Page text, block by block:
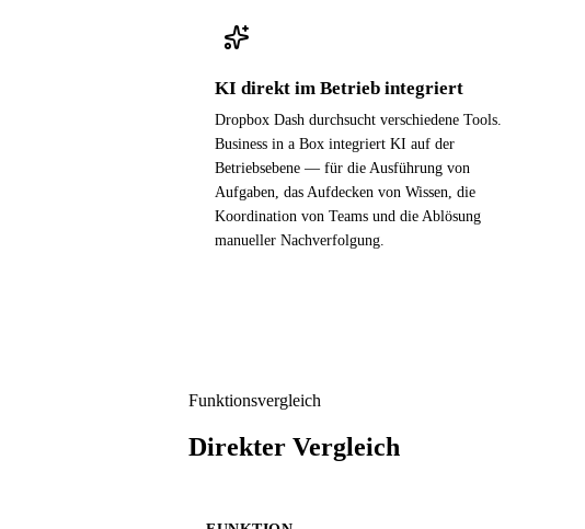
KI direkt im Betrieb integriert
Dropbox Dash durchsucht verschiedene Tools.
Business in a Box integriert KI auf der
Betriebsebene — für die Ausführung von
Aufgaben, das Aufdecken von Wissen, die
Koordination von Teams und die Ablösung
manueller Nachverfolgung.
Funktionsvergleich
Direkter Vergleich